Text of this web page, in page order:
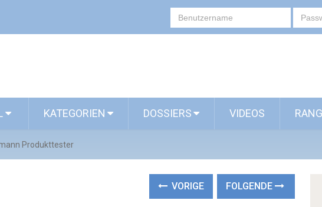
KATEGORIEN DOSSIERS VIDEOS
Produkttester
VORIGE FOLGENDE